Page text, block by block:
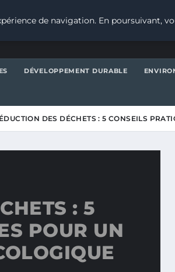
DÉVELOPPEMENT DURABLE
DES DÉCHETS : 5 CONSEILS
: 5
POUR UN
de navigation. En poursuivant,